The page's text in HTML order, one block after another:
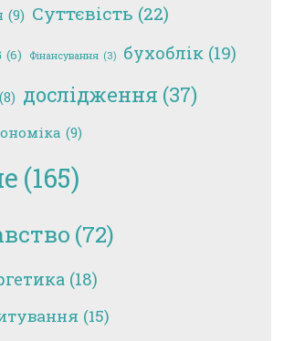
(9) Суттєвість (22)
(6) Фінансування (3) бухоблік (19)
(8) дослідження (37)
(9)
(165)
(72)
(18)
(15)